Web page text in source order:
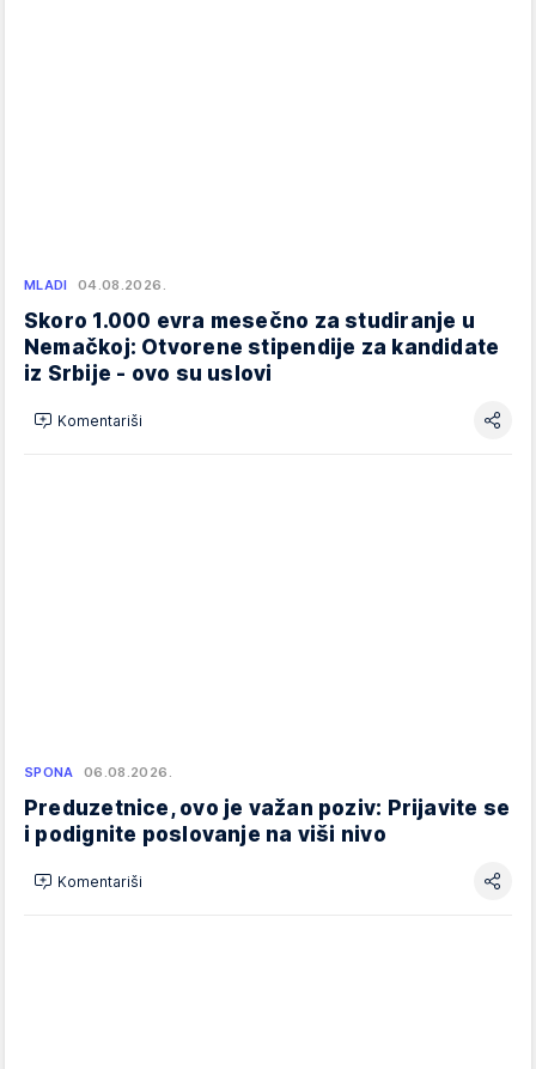
MLADI 04.08.2026.
Skoro 1.000 evra mesečno za studiranje u
Nemačkoj: Otvorene stipendije za kandidate
iz Srbije - ovo su uslovi
Komentariši
SPONA 06.08.2026.
Preduzetnice, ovo je važan poziv: Prijavite se
i podignite poslovanje na viši nivo
Komentariši